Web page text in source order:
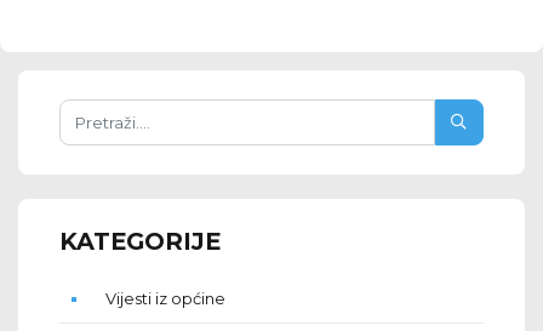
KATEGORIJE
Vijesti iz općine